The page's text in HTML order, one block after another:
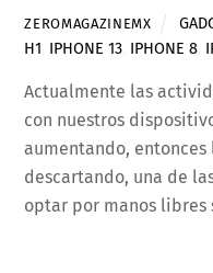
ZEROMAGAZINEMX
H1 IPHONE 13 IPHONE 8
Actualmente las
con nuestros
aumentando,
descartando, una de
optar por manos libres